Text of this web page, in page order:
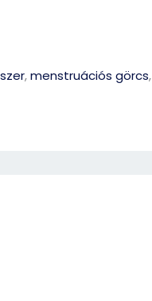
,menstruációs görcs,